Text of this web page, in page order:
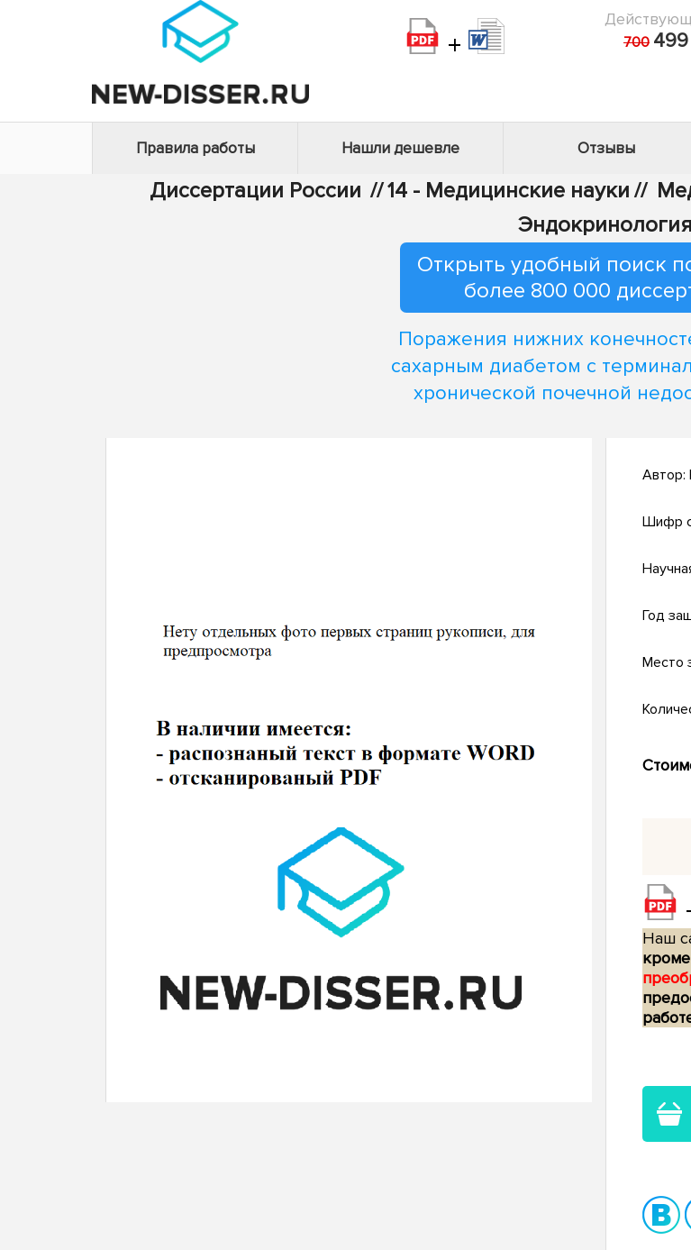
+ 700
Правила работы Нашли дешевле Отзывы
Диссертации России //14 - Медицинские науки //
Эндокринология
Открыть удобный поиск
более 800 000
Поражения нижних
сахарным диабетом с
хронической почечной
Автор:
Шифр
Год
Место
Наш